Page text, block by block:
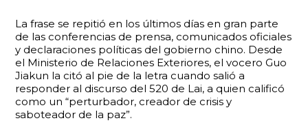
La frase se repitió en los últimos días en gran parte
de las conferencias de prensa, comunicados oficiales
y declaraciones políticas del gobierno chino. Desde
el Ministerio de Relaciones Exteriores, el vocero Guo
Jiakun la citó al pie de la letra cuando salió a
responder al discurso del 520 de Lai, a quien calificó
como un “perturbador, creador de crisis y
saboteador de la paz”.